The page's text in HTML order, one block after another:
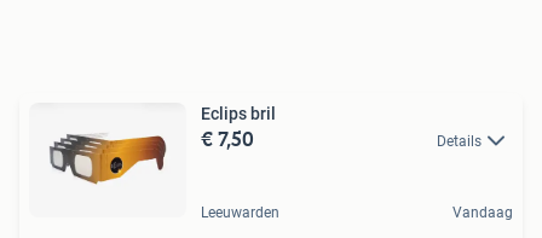
Eclips bril
€ 7,50 Details
Leeuwarden Vandaag